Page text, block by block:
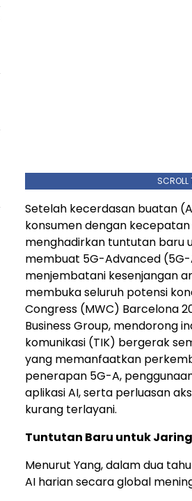
SCROLL
Setelah kecerdasan buatan
konsumen dengan
menghadirkan tuntutan baru
membuat 5G-Advanced
menjembatani kesenjangan
membuka seluruh potensi
Congress (MWC) Barcelona
Business Group, mendorong
komunikasi (TIK) bergerak
yang memanfaatkan
penerapan 5G-A,
aplikasi AI, serta perluasan
kurang terlayani.
Tuntutan Baru untuk
Menurut Yang, dalam dua
AI harian secara global